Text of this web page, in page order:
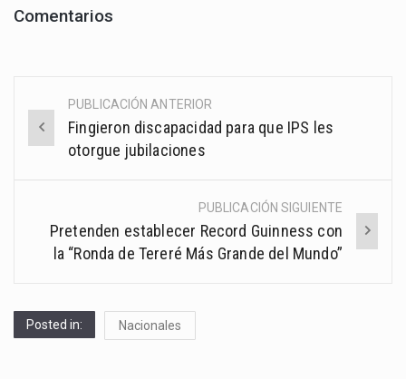
Comentarios
Post
navigation
PUBLICACIÓN ANTERIOR
Fingieron discapacidad para que IPS les
otorgue jubilaciones
PUBLICACIÓN SIGUIENTE
Pretenden establecer Record Guinness con
la “Ronda de Tereré Más Grande del Mundo”
Posted in: Nacionales